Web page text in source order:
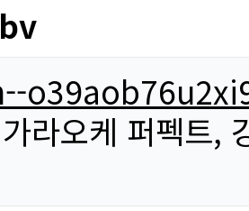
라오케 퍼펙트,